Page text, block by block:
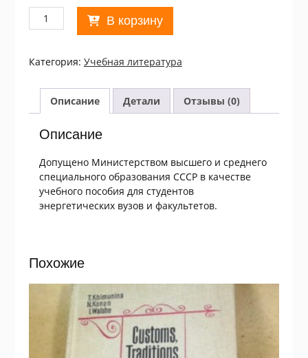
Количество
товара
пособие
английскому
языку
для
энергетических
В корзину
Категория: Учебная литература
Описание Детали Отзывы (0)
Описание
Допущено Министерством высшего и среднего
специального образования СССР в качестве
учебного пособия для студентов
энергетических вузов и факультетов.
Похожие